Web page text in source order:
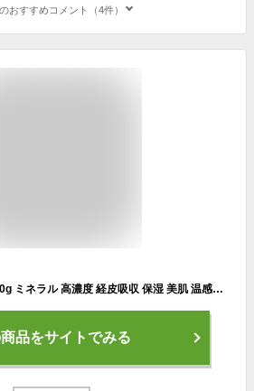
おすすめコメント（4件）
マグネシウム クリーム 80g ミネラル 高濃度 経皮吸収 保湿 美肌 温感 塗る バーム マッサージ フランキンセンス イランイラン リカバリー スポーツ アスリート こむら返り 筋肉 疲労 副交感神経 日本製 足のつり アスリート MINELLA ミネルラ クリスマス
品をサイトでみる